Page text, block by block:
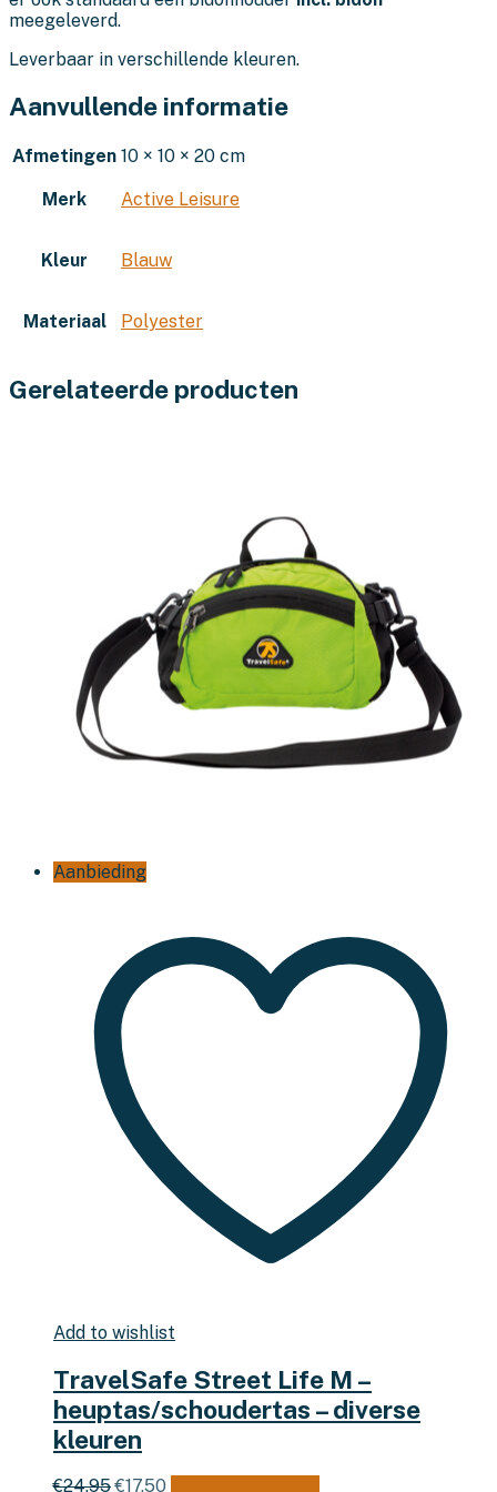
meegeleverd.
Leverbaar in verschillende kleuren.
Aanvullende informatie
Afmetingen 10 × 10 × 20 cm
Merk Active Leisure
Kleur Blauw
Materiaal Polyester
Gerelateerde producten
Aanbieding
Add to wishlist
TravelSafe Street Life M –
heuptas/schoudertas – diverse
kleuren
€24,95Oorspronkelijke
€17,50